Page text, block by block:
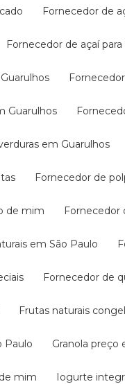
Fornecedor de
Fornecedor de açaí
Guarulhos
em Guarulhos
Fornecedor de
de mim
em São Paulo
Fornecedor de
Frutas naturais
Paulo Granola
mim Iogurte